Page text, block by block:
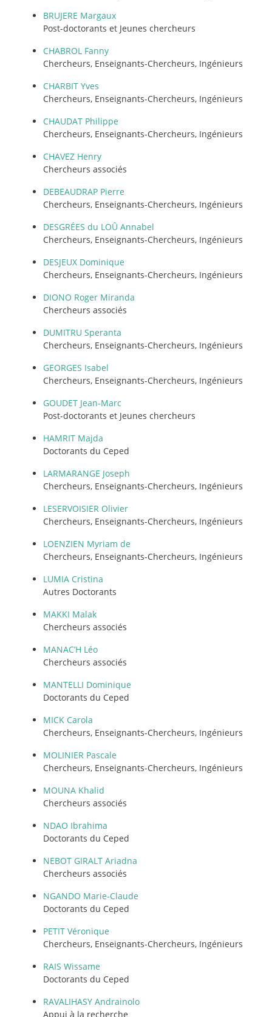
BRUJERE Margaux
Post-doctorants et Jeunes chercheurs
CHABROL Fanny
Chercheurs, Enseignants-Chercheurs, Ingénieurs
CHARBIT Yves
Chercheurs, Enseignants-Chercheurs, Ingénieurs
CHAUDAT Philippe
Chercheurs, Enseignants-Chercheurs, Ingénieurs
CHAVEZ Henry
Chercheurs associés
DEBEAUDRAP Pierre
Chercheurs, Enseignants-Chercheurs, Ingénieurs
DESGRÉES du LOÛ Annabel
Chercheurs, Enseignants-Chercheurs, Ingénieurs
DESJEUX Dominique
Chercheurs, Enseignants-Chercheurs, Ingénieurs
DIONO Roger Miranda
Chercheurs associés
DUMITRU Speranta
Chercheurs, Enseignants-Chercheurs, Ingénieurs
GEORGES Isabel
Chercheurs, Enseignants-Chercheurs, Ingénieurs
GOUDET Jean-Marc
Post-doctorants et Jeunes chercheurs
HAMRIT Majda
Doctorants du Ceped
LARMARANGE Joseph
Chercheurs, Enseignants-Chercheurs, Ingénieurs
LESERVOISIER Olivier
Chercheurs, Enseignants-Chercheurs, Ingénieurs
LOENZIEN Myriam de
Chercheurs, Enseignants-Chercheurs, Ingénieurs
LUMIA Cristina
Autres Doctorants
MAKKI Malak
Chercheurs associés
MANAC’H Léo
Chercheurs associés
MANTELLI Dominique
Doctorants du Ceped
MICK Carola
Chercheurs, Enseignants-Chercheurs, Ingénieurs
MOLINIER Pascale
Chercheurs, Enseignants-Chercheurs, Ingénieurs
MOUNA Khalid
Chercheurs associés
NDAO Ibrahima
Doctorants du Ceped
NEBOT GIRALT Ariadna
Chercheurs associés
NGANDO Marie-Claude
Doctorants du Ceped
PETIT Véronique
Chercheurs, Enseignants-Chercheurs, Ingénieurs
RAIS Wissame
Doctorants du Ceped
RAVALIHASY Andrainolo
Appui à la recherche